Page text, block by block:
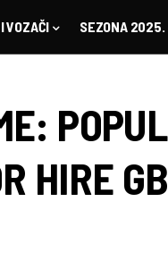
VOZAČI SEZONA 2025.
HIRE GB